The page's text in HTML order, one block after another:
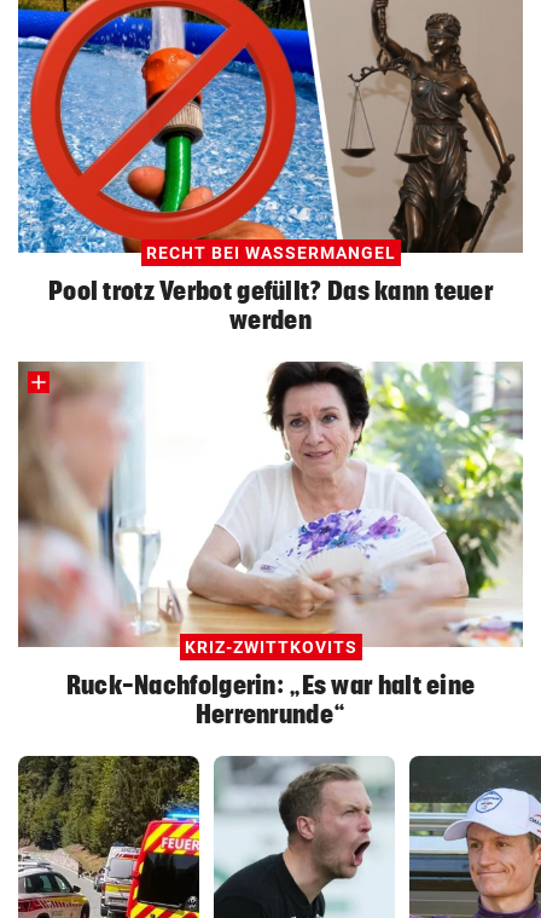
RECHT BEI WASSERMANGEL
Pool trotz Verbot gefüllt? Das kann teuer
werden
KRIZ-ZWITTKOVITS
Ruck-Nachfolgerin: „Es war halt eine
Herrenrunde“